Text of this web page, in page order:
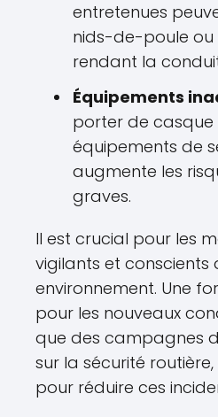
entretenues
nids-de-poule ou
rendant la
Équipements
porter de casque
équipements de
augmente les
graves.
Il est crucial pour les
vigilants et conscients
environnement. Une
pour les nouveaux
que des campagnes
sur la sécurité
pour réduire ces